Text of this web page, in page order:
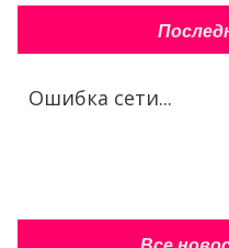
Ошибка сети...